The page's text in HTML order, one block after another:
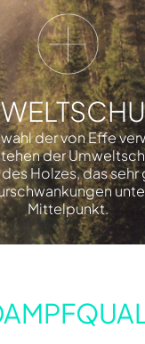
der von Effe
der
Holzes, das sehr
Mittelpunkt.